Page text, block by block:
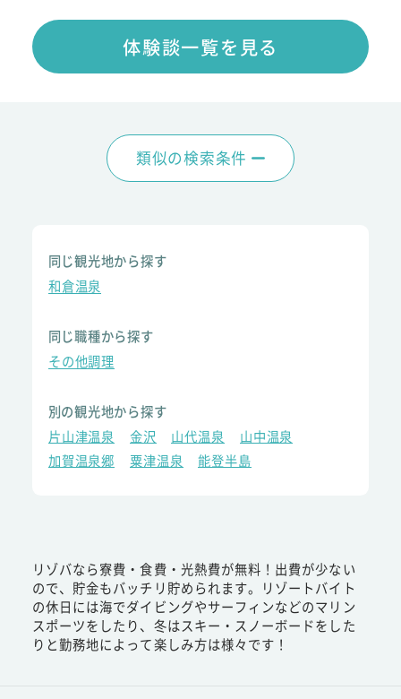
体験談一覧を見る
類似の検索条件
同じ観光地から探す
和倉温泉
同じ職種から探す
その他調理
別の観光地から探す
片山津温泉
金沢 山代温泉
山中温泉
加賀温泉郷
粟津温泉 能登半島
リゾバなら寮費・食費・光熱費が無料！出費が少ない
ので、貯金もバッチリ貯められます。リゾートバイト
の休日には海でダイビングやサーフィンなどのマリン
スポーツをしたり、冬はスキー・スノーボードをした
りと勤務地によって楽しみ方は様々です！